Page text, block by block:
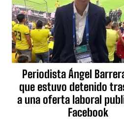
Periodista Ángel
que estuvo detenido
a una oferta laboral
Facebook